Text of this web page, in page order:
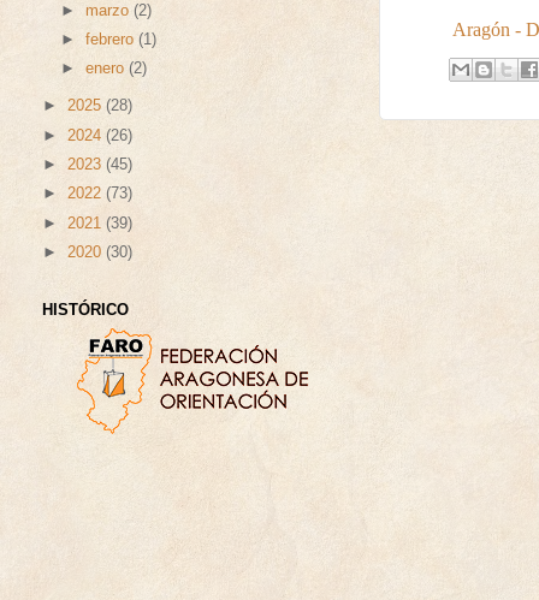
Aragón -
►marzo(2)
►febrero(1)
►enero(2)
► 2025 (28)
► 2024 (26)
► 2023 (45)
► 2022 (73)
► 2021 (39)
► 2020 (30)
HISTÓRICO